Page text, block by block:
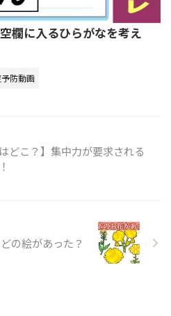
欄に入るひらがなを考え
防動画
どこ？】集中力が要求される
の絵があった？